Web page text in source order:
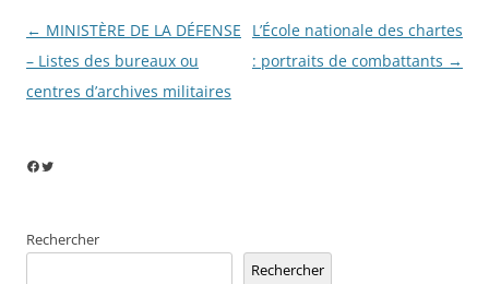
Navigation
des
articles
← MINISTÈRE DE LA DÉFENSE
– Listes des bureaux ou
centres d’archives militaires
L’École nationale des chartes
: portraits de combattants →
Facebook
Twitter
Rechercher
Rechercher